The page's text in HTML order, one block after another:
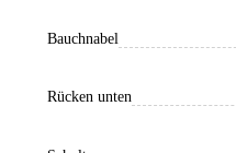
Bauchnabel
Rücken unten